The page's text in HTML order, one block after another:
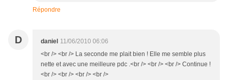
Répondre
D daniel 11/06/2010 06:06
<br /> <br /> La seconde me plait bien ! Elle me semble plus
nette et avec une meilleure pdc .<br /> <br /> <br /> Continue !
<br /> <br /> <br /> <br />